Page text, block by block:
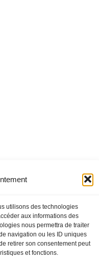
utilisons des technologies
aux informations des
nous permettra de traiter
navigation ou les ID uniques
retirer son consentement peut
et fonctions.
dont vous avez